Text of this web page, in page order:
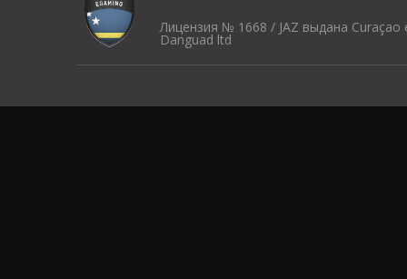
Лицензия № 1668 / JAZ выдана Curaçao
Danguad ltd